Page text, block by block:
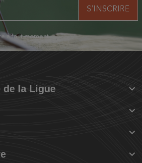
à tout moment.
de la Ligue 


